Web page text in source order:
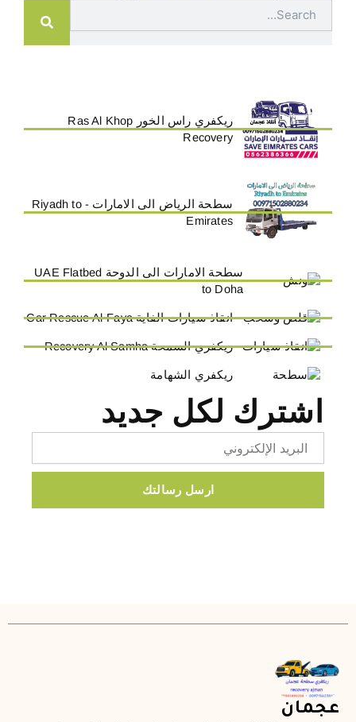
ريكفري راس الخور Ras Al Khop
Recovery
سطحة الرياض الى الامارات - Riyadh to
Emirates
سطحة الامارات الى الدوحة UAE Flatbed
to Doha
انقاذ سيارات الفاية Car Rescue Al-Faya
ريكفري السمحة Recovery Al Samha
ريكفري الشهامة
اشترك لكل جديد
ارسل رسالتك
عجمان